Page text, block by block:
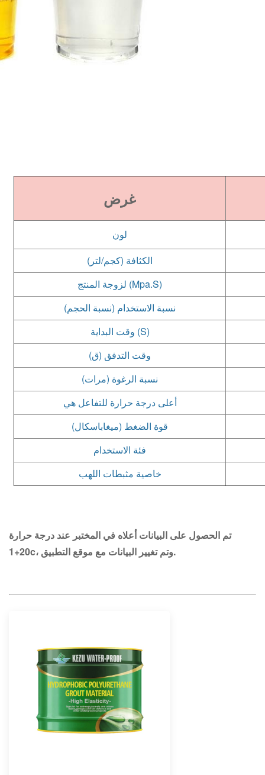
غرض
لون
الكثافة (كجم/لتر)
لزوجة المنتج (Mpa.S)
نسبة الاستخدام (نسبة الحجم)
وقت البداية (S)
وقت التدفق (ق)
نسبة الرغوة (مرات)
أعلى درجة حرارة للتفاعل هي
قوة الضغط (ميغاباسكال)
فئة الاستخدام
خاصية مثبطات اللهب
تم الحصول على البيانات أعلاه في المختبر عند درجة حرارة
20+1c، وتم تغيير البيانات مع موقع التطبيق.